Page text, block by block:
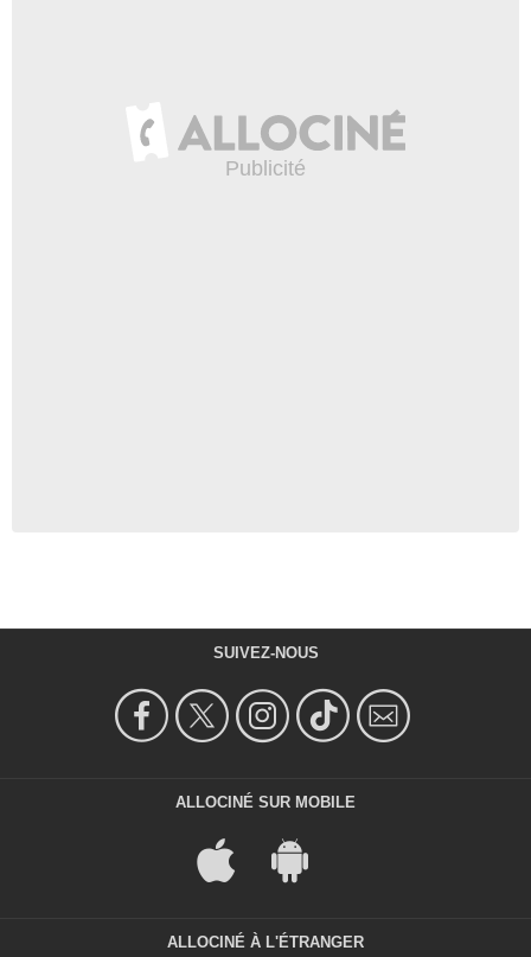
SUIVEZ-NOUS
ALLOCINÉ SUR MOBILE
ALLOCINÉ À L'ÉTRANGER